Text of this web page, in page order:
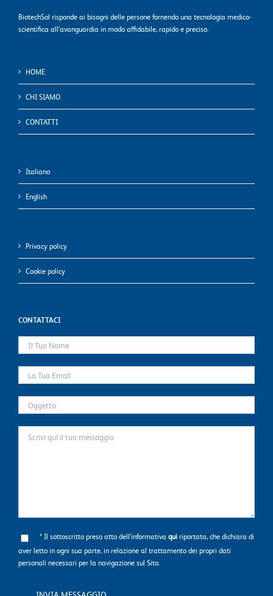
BiotechSol risponde ai bisogni delle persone fornendo una tecnologia medico-
scientifica all’avanguardia in modo affidabile, rapido e preciso.
HOME
CHI SIAMO
CONTATTI
Italiano
English
Privacy policy
Cookie policy
CONTATTACI
* Il sottoscritto preso atto dell’informativa quiriportata, che dichiara di
aver letto in ogni sua parte, in relazione al trattamento dei propri dati
personali necessari per la navigazione sul Sito.